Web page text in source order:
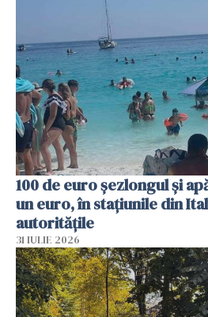
100 de euro șezlongul și
un euro, în stațiunile din
autoritățile
31 IULIE 2026